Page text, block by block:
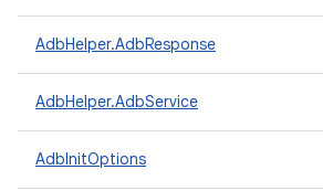
AdbHelper.AdbResponse
AdbHelper.AdbService
AdbInitOptions